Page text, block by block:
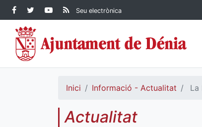
Contingut principal
Facebook Ajuntament de
Dénia
Twitter Ajuntament de
Dénia
YouTube Ajuntament
de Dénia
RSS Actualitat
Ajuntament de
Seu electrònica
Inici Informació - Actualitat La
Actualitat